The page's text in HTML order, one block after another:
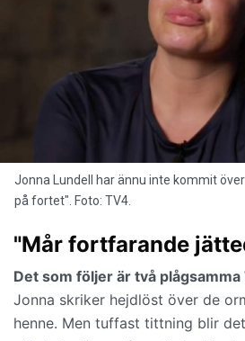
Jonna Lundell har ännu inte kommit
på fortet". Foto: TV4.
"Mår fortfarande
Det som följer är två
Jonna skriker hejdlöst över de
henne. Men tuffast tittning blir